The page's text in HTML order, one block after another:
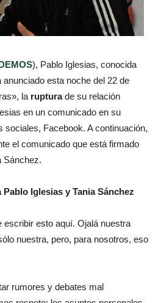
), Pablo Iglesias, conocida
anunciado esta noche del 22 de
la rupturade su relación
en un comunicado en su
sociales, Facebook. A continuación,
el comunicado que está firmado
Sánchez.
Iglesias y Tania Sánchez
escribir esto aquí. Ojalá nuestra
nuestra, pero, para nosotros, eso
rumores y debates mal